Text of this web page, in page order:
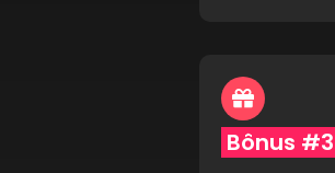
Bônus #3